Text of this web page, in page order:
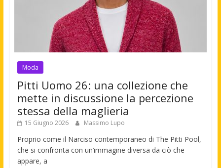
Moda
Pitti Uomo 26: una collezione che
mette in discussione la percezione
stessa della maglieria
15 Giugno 2026 Massimo Lupo
Proprio come il Narciso contemporaneo di The Pitti Pool,
che si confronta con un’immagine diversa da ciò che
appare, a